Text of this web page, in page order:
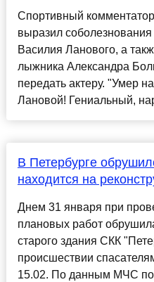
Спортивный
выразил
Василия Ланового, а
лыжника Александра
передать актеру. "Умер
Лановой! Гениальный,
В Петербурге
находится на
Днем 31 января при
плановых работ
старого здания СКК
происшествии
15.02. По данным МЧС по